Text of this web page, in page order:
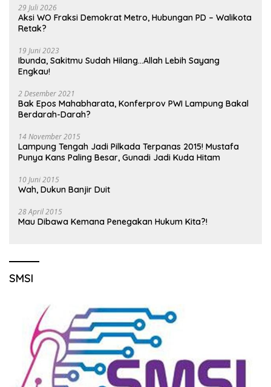
29 Juli 2026
Aksi WO Fraksi Demokrat Metro, Hubungan PD – Walikota
Retak?
19 Juni 2023
Ibunda, Sakitmu Sudah Hilang…Allah Lebih Sayang
Engkau!
2 Desember 2021
Bak Epos Mahabharata, Konferprov PWI Lampung Bakal
Berdarah-Darah?
14 November 2015
Lampung Tengah Jadi Pilkada Terpanas 2015! Mustafa
Punya Kans Paling Besar, Gunadi Jadi Kuda Hitam
10 Juni 2015
Wah, Dukun Banjir Duit
28 April 2015
Mau Dibawa Kemana Penegakan Hukum Kita?!
SMSI